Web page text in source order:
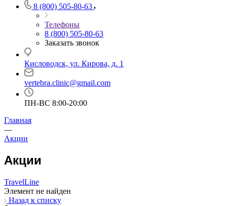
8 (800) 505-80-63
Телефоны
8 (800) 505-80-63
Заказать звонок
Кисловодск, ул. Кирова, д. 1
vertebra.clinic@gmail.com
ПН-ВС 8:00-20:00
Главная
—
Акции
Акции
TravelLine
Элемент не найден
Назад к списку